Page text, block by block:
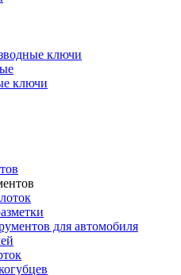
ключи
ключи
для автомобиля